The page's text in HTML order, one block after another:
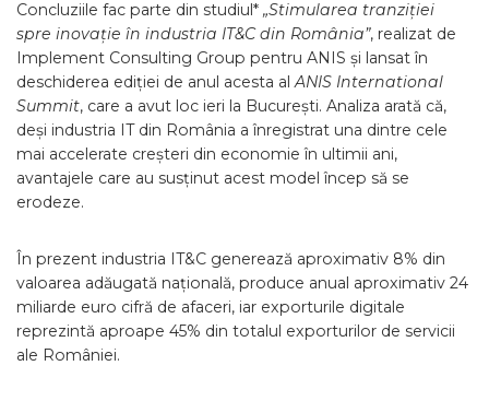
Concluziile fac parte din studiul* „Stimularea tranziției
spre inovație în industria IT&C din România”, realizat de
Implement Consulting Group pentru ANIS și lansat în
deschiderea ediției de anul acesta alANIS International
Summit, care a avut loc ieri la București. Analiza arată că,
deși industria IT din România a înregistrat una dintre cele
mai accelerate creșteri din economie în ultimii ani,
avantajele care au susținut acest model încep să se
erodeze.
În prezent industria IT&C generează aproximativ 8% din
valoarea adăugată națională, produce anual aproximativ 24
miliarde euro cifră de afaceri, iar exporturile digitale
reprezintă aproape 45% din totalul exporturilor de servicii
ale României.